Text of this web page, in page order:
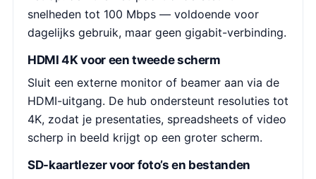
snelheden tot 100 Mbps — voldoende voor
dagelijks gebruik, maar geen gigabit-verbinding.
HDMI 4K voor een tweede scherm
Sluit een externe monitor of beamer aan via de
HDMI-uitgang. De hub ondersteunt resoluties tot
4K, zodat je presentaties, spreadsheets of video
scherp in beeld krijgt op een groter scherm.
SD-kaartlezer voor foto’s en bestanden